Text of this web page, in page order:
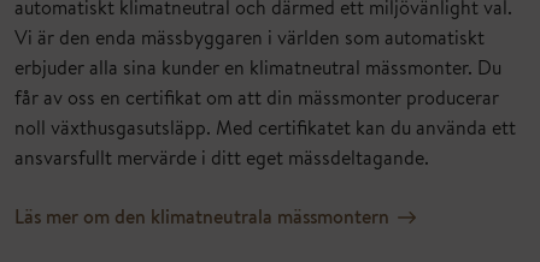
automatiskt klimatneutral och därmed ett miljövänlight val.
Vi är den enda mässbyggaren i världen som automatiskt
erbjuder alla sina kunder en klimatneutral mässmonter. Du
får av oss en certifikat om att din mässmonter producerar
noll växthusgasutsläpp. Med certifikatet kan du använda ett
ansvarsfullt mervärde i ditt eget mässdeltagande.
Läs mer om den klimatneutrala mässmontern